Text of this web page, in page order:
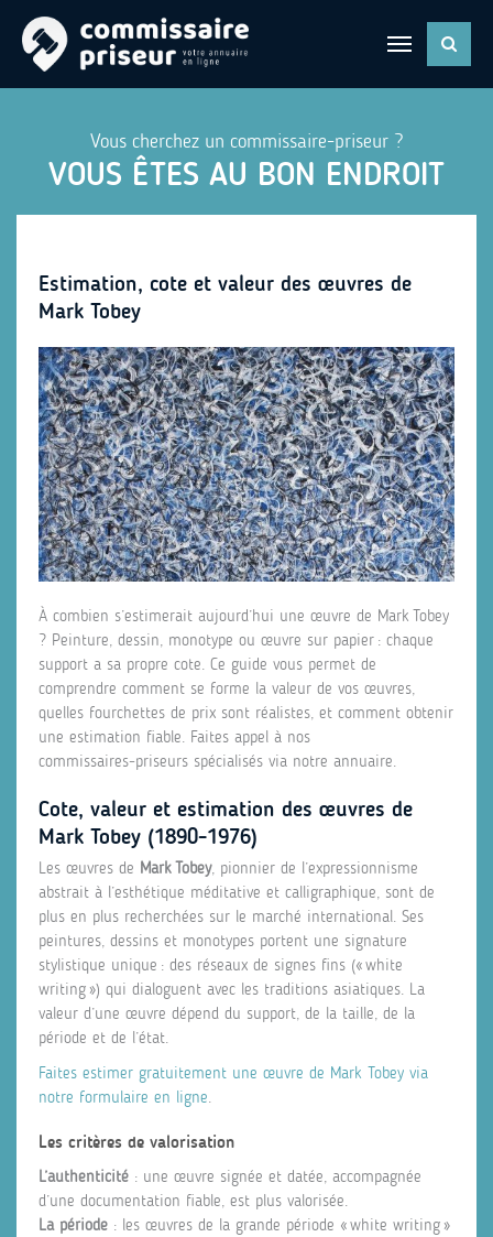
Vous cherchez un commissaire-priseur ?
VOUS ÊTES AU BON ENDROIT
Estimation, cote et valeur des œuvres de
Mark Tobey
À combien s’estimerait aujourd’hui une œuvre de Mark Tobey
? Peinture, dessin, monotype ou œuvre sur papier : chaque
support a sa propre cote. Ce guide vous permet de
comprendre comment se forme la valeur de vos œuvres,
quelles fourchettes de prix sont réalistes, et comment obtenir
une estimation fiable. Faites appel à nos
commissaires‑priseurs spécialisés via notre annuaire.
Cote, valeur et estimation des œuvres de
Mark Tobey (1890‑1976)
Les œuvres de Mark Tobey, pionnier de l’expressionnisme
abstrait à l’esthétique méditative et calligraphique, sont de
plus en plus recherchées sur le marché international. Ses
peintures, dessins et monotypes portent une signature
stylistique unique : des réseaux de signes fins (« white
writing ») qui dialoguent avec les traditions asiatiques. La
valeur d’une œuvre dépend du support, de la taille, de la
période et de l’état.
Faites estimer gratuitement une œuvre de Mark Tobey via
notre formulaire en ligne.
Les critères de valorisation
L’authenticité : une œuvre signée et datée, accompagnée
d’une documentation fiable, est plus valorisée.
La période : les œuvres de la grande période « white writing »